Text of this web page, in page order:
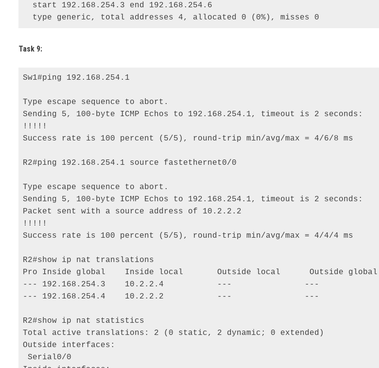
  start 192.168.254.3 end 192.168.254.6
  type generic, total addresses 4, allocated 0 (0%), misses 0
Task 9:
Sw1#ping 192.168.254.1
Type escape sequence to abort.
Sending 5, 100-byte ICMP Echos to 192.168.254.1, timeout is 2 seconds:
!!!!!
Success rate is 100 percent (5/5), round-trip min/avg/max = 4/6/8 ms
R2#ping 192.168.254.1 source fastethernet0/0
Type escape sequence to abort.
Sending 5, 100-byte ICMP Echos to 192.168.254.1, timeout is 2 seconds:
Packet sent with a source address of 10.2.2.2
!!!!!
Success rate is 100 percent (5/5), round-trip min/avg/max = 4/4/4 ms
R2#show ip nat translations
Pro Inside global    Inside local       Outside local      Outside global
--- 192.168.254.3    10.2.2.4           ---               ---
--- 192.168.254.4    10.2.2.2           ---               ---
R2#show ip nat statistics
Total active translations: 2 (0 static, 2 dynamic; 0 extended)
Outside interfaces:
Serial0/0